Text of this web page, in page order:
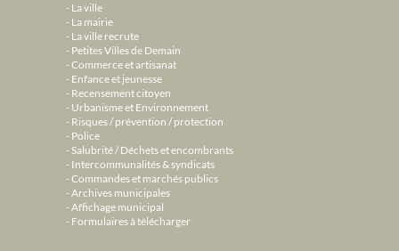
La ville
La mairie
La ville recrute
Petites Villes de Demain
Commerce et artisanat
Enfance et jeunesse
Recensement citoyen
Urbanisme et Environnement
Risques / prévention / protection
Police
Salubrité / Déchets et encombrants
Intercommunalités & syndicats
Commandes et marchés publics
Archives municipales
Affichage municipal
Formulaires à télécharger